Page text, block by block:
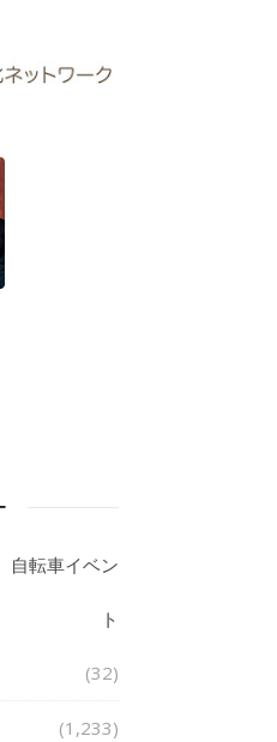
自転車イベン
ト
(32)
(1,233)